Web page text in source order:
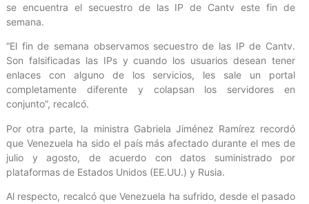
se encuentra el secuestro de las IP de Cantv este fin de
semana.
“El fin de semana observamos secuestro de las IP de Cantv.
Son falsificadas las IPs y cuando los usuarios desean tener
enlaces con alguno de los servicios, les sale un portal
completamente diferente y colapsan los servidores en
conjunto”, recalcó.
Por otra parte, la ministra Gabriela Jiménez Ramírez recordó
que Venezuela ha sido el país más afectado durante el mes de
julio y agosto, de acuerdo con datos suministrado por
plataformas de Estados Unidos (EE.UU.) y Rusia.
Al respecto, recalcó que Venezuela ha sufrido, desde el pasado